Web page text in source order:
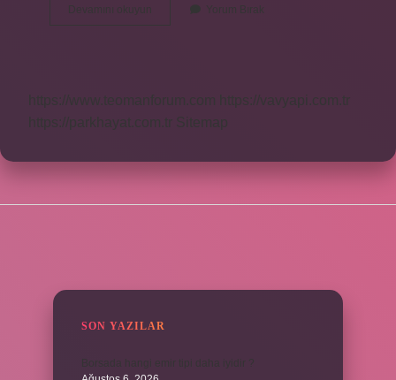
Devamını okuyun
De
Yorum Bırak
https://www.teomanforum.com
https://vavyapi.com.tr
https://parkhayat.com.tr
Sitemap
SON YAZILAR